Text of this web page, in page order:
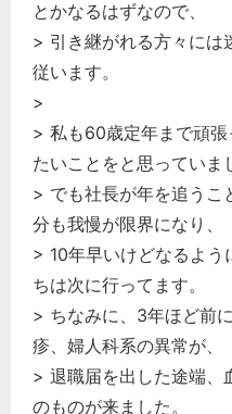
とかなるはずなので、
> 引き継がれる方々には
従います。
>
> 私も60歳定年まで頑
たいことをと思っていま
> でも社長が年を追うこ
分も我慢が限界になり、
> 10年早いけどなるよ
ちは次に行ってます。
> ちなみに、3年ほど前
疹、婦人科系の異常が、
> 退職届を出した途端、
のものが来ました。